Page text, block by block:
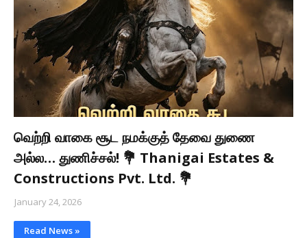
வெற்றி வாகை சூட நமக்குத் தேவை துணை
அல்ல… துணிச்சல்! 💐 Thanigai Estates &
Constructions Pvt. Ltd. 💐
January 24, 2026
Read News »